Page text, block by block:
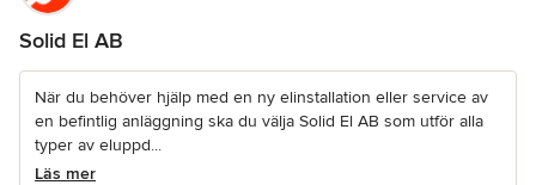
Solid El AB
När du behöver hjälp med en ny elinstallation eller service av
en befintlig anläggning ska du välja Solid El AB som utför alla
typer av eluppd...
Läs mer